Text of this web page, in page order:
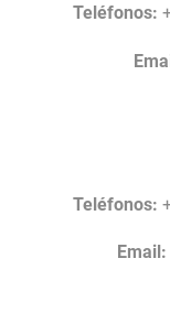
Teléfonos:
Teléfonos:
Email: